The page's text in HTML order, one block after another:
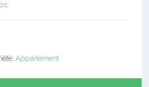
Appartement